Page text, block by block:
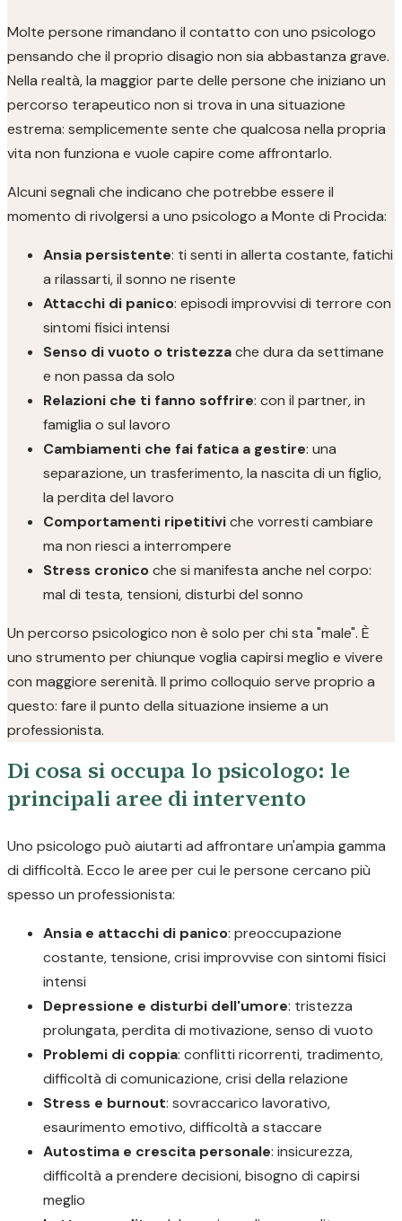
Molte persone rimandano il contatto con uno psicologo
pensando che il proprio disagio non sia abbastanza grave.
Nella realtà, la maggior parte delle persone che iniziano un
percorso terapeutico non si trova in una situazione
estrema: semplicemente sente che qualcosa nella propria
vita non funziona e vuole capire come affrontarlo.
Alcuni segnali che indicano che potrebbe essere il
momento di rivolgersi a uno psicologo a Monte di Procida:
Ansia persistente: ti senti in allerta costante, fatichi
a rilassarti, il sonno ne risente
Attacchi di panico: episodi improvvisi di terrore con
sintomi fisici intensi
Senso di vuoto o tristezzache dura da settimane
e non passa da solo
Relazioni che ti fanno soffrire: con il partner, in
famiglia o sul lavoro
Cambiamenti che fai fatica a gestire: una
separazione, un trasferimento, la nascita di un figlio,
la perdita del lavoro
Comportamenti ripetitiviche vorresti cambiare
ma non riesci a interrompere
Stress cronicoche si manifesta anche nel corpo:
mal di testa, tensioni, disturbi del sonno
Un percorso psicologico non è solo per chi sta "male". È
uno strumento per chiunque voglia capirsi meglio e vivere
con maggiore serenità. Il primo colloquio serve proprio a
questo: fare il punto della situazione insieme a un
professionista.
Di cosa si occupa lo psicologo: le
principali aree di intervento
Uno psicologo può aiutarti ad affrontare un'ampia gamma
di difficoltà. Ecco le aree per cui le persone cercano più
spesso un professionista:
Ansia e attacchi di panico: preoccupazione
costante, tensione, crisi improvvise con sintomi fisici
intensi
Depressione e disturbi dell'umore: tristezza
prolungata, perdita di motivazione, senso di vuoto
Problemi di coppia: conflitti ricorrenti, tradimento,
difficoltà di comunicazione, crisi della relazione
Stress e burnout: sovraccarico lavorativo,
esaurimento emotivo, difficoltà a staccare
Autostima e crescita personale: insicurezza,
difficoltà a prendere decisioni, bisogno di capirsi
meglio